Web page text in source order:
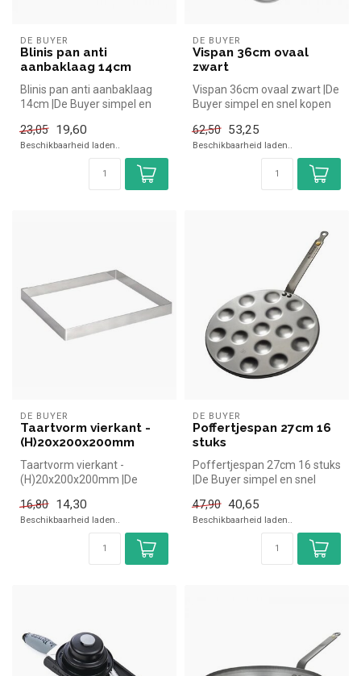
DE BUYER
Blinis pan anti
aanbaklaag 14cm
Blinis pan anti aanbaklaag
14cm |De Buyer simpel en
horeca...
23,05 19,60
Beschikbaarheid laden..
DE BUYER
Vispan 36cm ovaal
zwart
Vispan 36cm ovaal zwart |De
Buyer simpel en snel kopen
62,50
53,25
Beschikbaarheid laden..
DE BUYER
Taartvorm vierkant -
(H)20x200x200mm
Taartvorm vierkant -
(H)20x200x200mm |De
voor in de h...
16,80 14,30
Beschikbaarheid laden..
DE BUYER
Poffertjespan 27cm 16
stuks
Poffertjespan 27cm 16 stuks
|De Buyer simpel en snel
47,90 40,65
Beschikbaarheid laden..